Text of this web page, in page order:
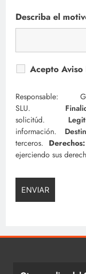
Describa el
Acepto Aviso
Responsable:
SLU.
solicitúd.
información.
terceros. Derechos:
ejerciendo sus